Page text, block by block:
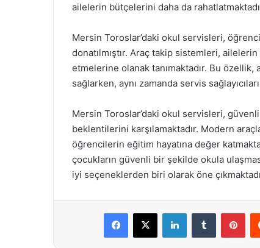
ailelerin bütçelerini daha da
Mersin Toroslar’daki okul servisleri,
donatılmıştır. Araç takip sistemleri,
etmelerine olanak tanımaktadır. Bu özellik,
sağlarken, aynı zamanda servis
Mersin Toroslar’daki okul servisleri,
beklentilerini karşılamaktadır. Modern
öğrencilerin eğitim hayatına değer
çocukların güvenli bir şekilde okula
iyi seçeneklerden biri olarak öne
Facebook
X LinkedInTumblr